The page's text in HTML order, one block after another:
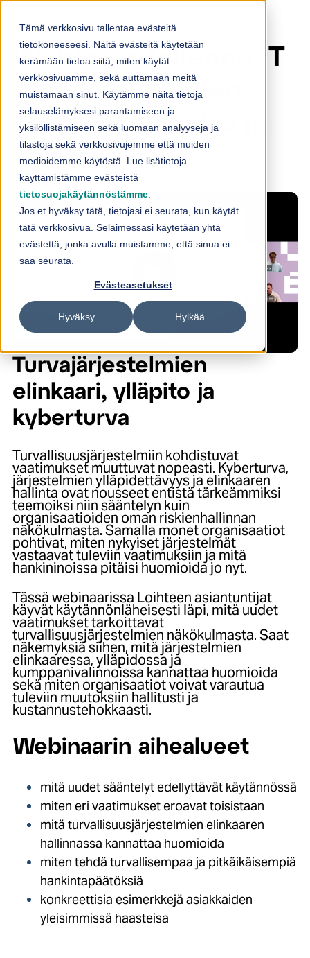
Tämä verkkosivu tallentaa evästeitä
tietokoneeseesi. Näitä evästeitä käytetään
kerämään tietoa siitä, miten käytät
verkkosivuamme, sekä auttamaan meitä
muistamaan sinut. Käytämme näitä tietoja
selauselämyksesi parantamiseen ja
yksilöllistämiseen sekä luomaan analyyseja ja
tilastoja sekä verkkosivujemme että muiden
medioidemme käytöstä. Lue lisätietoja
käyttämistämme evästeistä
tietosuojakäytännöstämme
Jos et hyväksy tätä, tietojasi ei seurata, kun käytät
tätä verkkosivua. Selaimessasi käytetään yhtä
evästettä, jonka avulla muistamme, että sinua ei
saa seurata.
Evästeasetukset
Hyväksy Hylkää
Webinaaritallenne: T
urvajärjestelmien
elinkaari, ylläpito ja
kyberturva
Turvajärjestelmien
elinkaari, ylläpito ja
kyberturva
Turvallisuusjärjestelmiin kohdistuvat
vaatimukset muuttuvat nopeasti. Kyberturva,
järjestelmien ylläpidettävyys ja elinkaaren
hallinta ovat nousseet entistä tärkeämmiksi
teemoiksi niin sääntelyn kuin
organisaatioiden oman riskienhallinnan
näkökulmasta. Samalla monet organisaatiot
pohtivat, miten nykyiset järjestelmät
vastaavat tuleviin vaatimuksiin ja mitä
hankininoissa pitäisi huomioida jo nyt.
Tässä webinaarissa Loihteen asiantuntijat
käyvät käytännönläheisesti läpi, mitä uudet
vaatimukset tarkoittavat
turvallisuusjärjestelmien näkökulmasta. Saat
näkemyksiä siihen, mitä järjestelmien
elinkaaressa, ylläpidossa ja
kumppanivalinnoissa kannattaa huomioida
sekä miten organisaatiot voivat varautua
tuleviin muutoksiin hallitusti ja
kustannustehokkaasti.
Webinaarin aihealueet
mitä uudet sääntelyt edellyttävät käytännössä
miten eri vaatimukset eroavat toisistaan
mitä turvallisuusjärjestelmien elinkaaren
hallinnassa kannattaa huomioida
miten tehdä turvallisempaa ja pitkäikäisempiä
hankintapäätöksiä
konkreettisia esimerkkejä asiakkaiden
yleisimmissä haasteisa